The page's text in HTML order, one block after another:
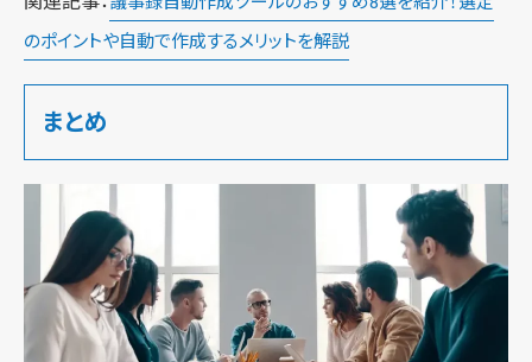
のポイントや自動で作成するメリットを解説
まとめ